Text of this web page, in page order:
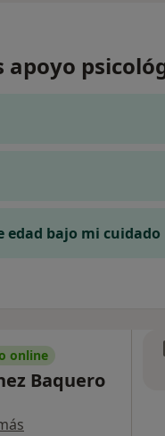
apoyo
edad bajo mi cuidado
online
Baquero